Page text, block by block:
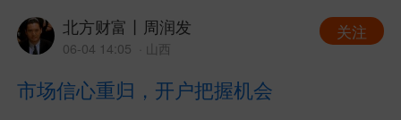
北方财富丨周润发
06-04 14:05 · 山西
关注
市场信心重归，开户把握机会